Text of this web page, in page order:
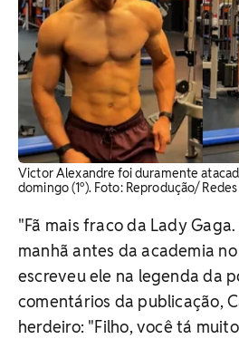
Victor Alexandre foi duramente
domingo (1º). Foto: Reprodução/
"Fã mais fraco da Lady Gaga.
manhã antes da academia
escreveu ele na legenda da
comentários da publicação,
herdeiro: "Filho, você tá